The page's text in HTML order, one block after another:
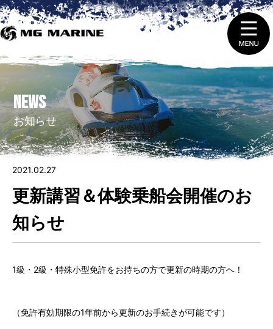
ニュース＆トピックス
2.船舶免許取得 ・ 免許証の更新と失効
3.販売（新艇＆中古艇）
5.整備 ・ 修理を依頼する
8.
NEWS
お知らせ
2021.02.27
更新講習＆体験乗船会開催のお
知らせ
1級・2級・特殊小型免許をお持ちの方で更新の時期の方へ！
（免許有効期限の1年前から更新のお手続きが可能です）